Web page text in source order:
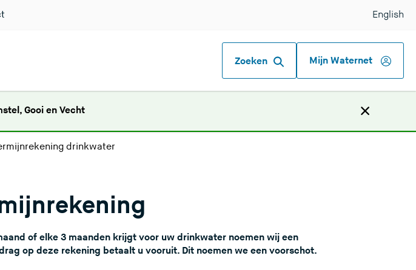
Zoeken Mijn Waternet
English
Gooi en Vecht(
v
a
a
d
drinkwater
of elke 3 maanden krijgt voor uw drinkwater noemen wij een
op deze rekening betaalt u vooruit. Dit noemen we een voorschot.